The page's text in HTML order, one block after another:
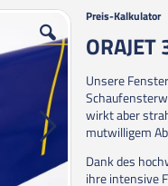
Zum
der
springen
Preis-Kalkulator
Unsere
wirkt aber
mutwilligem
Dank des
ihre intensive